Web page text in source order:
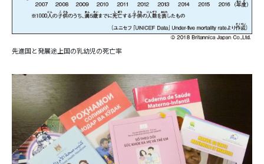
先進国と発展途上国の乳幼児の死亡率